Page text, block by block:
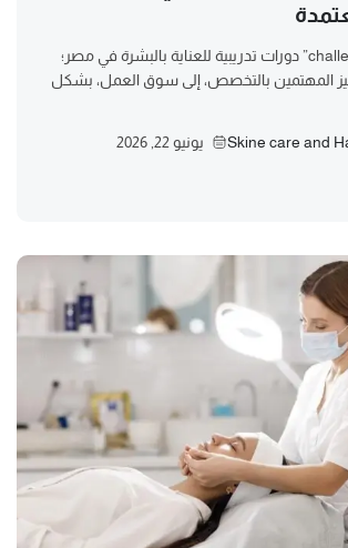
توفر أكاديمية “challenge” دورات تدريبية للعناية بالبشرة في مصر؛
المهتمين بالتخصص، إلى سوق العمل، بشكل
يونيو 22, 2026